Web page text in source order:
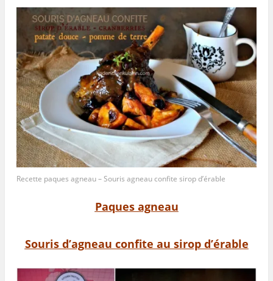
Recette paques agneau – Souris agneau confite sirop d’érable
Paques agneau
Souris d’agneau confite au sirop d’érable